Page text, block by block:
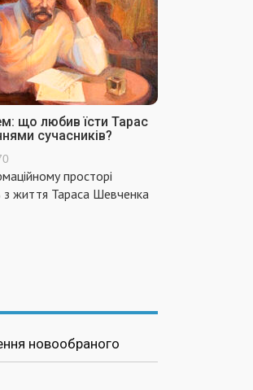
що любив їсти Тарас
сучасників?
просторі
з життя Тараса Шевченка
новообраного